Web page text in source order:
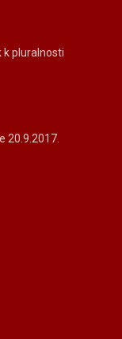
k pluralnosti
20.9.2017.